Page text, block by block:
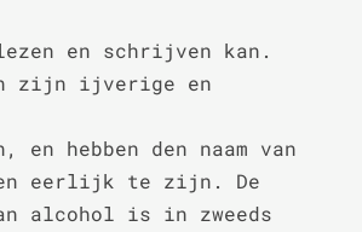
en schrijven kan.
zijn ijverige en
en hebben den naam van
eerlijk te zijn. De
alcohol is in zweeds